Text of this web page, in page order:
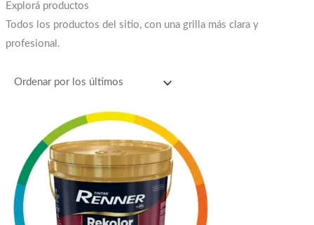
Explorá productos
Todos los productos del sitio, con una grilla más clara y
profesional.